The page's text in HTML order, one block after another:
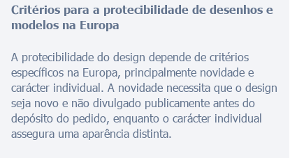
Critérios para a protecibilidade de desenhos e
modelos na Europa
A protecibilidade do design depende de critérios
específicos na Europa, principalmente novidade e
carácter individual. A novidade necessita que o design
seja novo e não divulgado publicamente antes do
depósito do pedido, enquanto o carácter individual
assegura uma aparência distinta.